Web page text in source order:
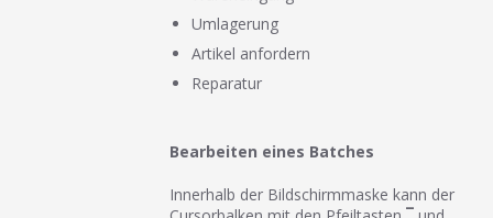
Umlagerung
Artikel anfordern
Reparatur
Bearbeiten eines Batches
Innerhalb der Bildschirmmaske kann der